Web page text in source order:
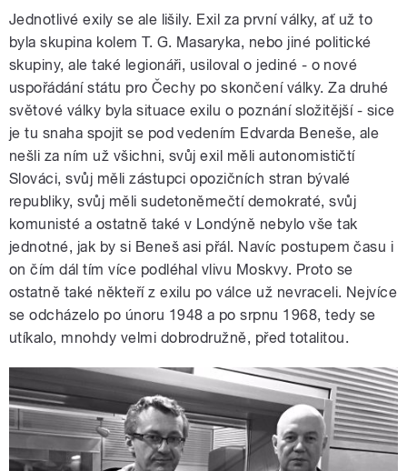
Jednotlivé exily se ale lišily. Exil za první války, ať už to
byla skupina kolem T. G. Masaryka, nebo jiné politické
skupiny, ale také legionáři, usiloval o jediné - o nové
uspořádání státu pro Čechy po skončení války. Za druhé
světové války byla situace exilu o poznání složitější - sice
je tu snaha spojit se pod vedením Edvarda Beneše, ale
nešli za ním už všichni, svůj exil měli autonomističtí
Slováci, svůj měli zástupci opozičních stran bývalé
republiky, svůj měli sudetoněmečtí demokraté, svůj
komunisté a ostatně také v Londýně nebylo vše tak
jednotné, jak by si Beneš asi přál. Navíc postupem času i
on čím dál tím více podléhal vlivu Moskvy. Proto se
ostatně také někteří z exilu po válce už nevraceli. Nejvíce
se odcházelo po únoru 1948 a po srpnu 1968, tedy se
utíkalo, mnohdy velmi dobrodružně, před totalitou.